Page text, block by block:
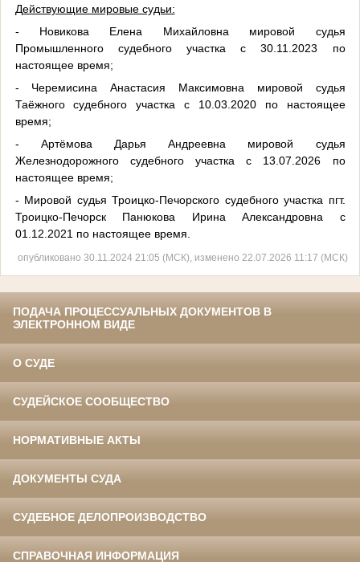
Действующие мировые судьи:
- Новикова Елена Михайловна мировой судья
Промышленного судебного участка с 30.11.2023 по
настоящее время;
- Черемисина Анастасия Максимовна мировой судья
Таёжного судебного участка с 10.03.2020 по настоящее
время;
- Артёмова Дарья Андреевна мировой судья
Железнодорожного судебного участка с 13.07.2026 по
настоящее время;
- Мировой судья Троицко-Печорского судебного участка пгт.
Троицко-Печорск Панюкова Ирина Александровна с
01.12.2021 по настоящее время.
опубликовано 30.11.2024 21:05 (МСК), изменено 22.07.2026 11:17 (МСК)
ПОДАЧА ПРОЦЕССУАЛЬНЫХ ДОКУМЕНТОВ В
ЭЛЕКТРОННОМ ВИДЕ
О СУДЕ
СУДЕЙСКОЕ СООБЩЕСТВО
НОРМАТИВНЫЕ АКТЫ
ДОКУМЕНТЫ СУДА
СУДЕБНОЕ ДЕЛОПРОИЗВОДСТВО
СПРАВОЧНАЯ ИНФОРМАЦИЯ